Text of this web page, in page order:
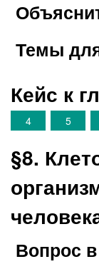
Темы
Кейс к
4
5
§8.
Вопрос